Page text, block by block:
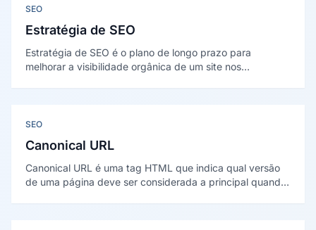
SEO
Estratégia de SEO
Estratégia de SEO é o plano de longo prazo para
melhorar a visibilidade orgânica de um site nos
SEO
Canonical URL
Canonical URL é uma tag HTML que indica qual versão
de uma página deve ser considerada a principal quando